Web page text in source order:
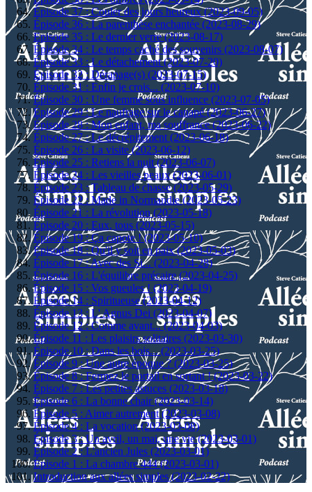
Épisode 37 : Couler des jours heureux (2023-09-05)
Épisode 36 : La parenthèse enchantée (2023-08-29)
Episode 35 : Le dernier verre (2023-08-17)
Épisode 34 : Le temps caché des souvenirs (2023-08-07)
Épisode 33 : Le détachement (2023-07-20)
Épisode 32 : Dérapage(s) (2023-07-15)
Épisode 31 : Enfin je crois... (2023-07-10)
Épisode 30 : Une femme sous influence (2023-07-05)
Épisode 29 : Le naufrage sur le canapé (2023-06-27)
Épisode 28 : Mon enfant, ma souffrance (2023-06-22)
Épisode 27 : Le décrépitement (2023-06-18)
Épisode 26 : La visite (2023-06-12)
Épisode 25 : Retiens la nuit (2023-06-07)
Épisode 24 : Les vieilles peaux (2023-06-01)
Épisode 23 : Tableau de chasse (2023-05-29)
Épisode 22 : Made in Normandie (2023-05-23)
Épisode 21 : La révolution (2023-05-18)
Épisode 20 : Eux, tous (2023-05-15)
Épisode 19 : Ça capote ! (2023-05-10)
Épisode 18 : Qu'il y soit en paix (2023-05-03)
Épisode 17 : Avec des Si... (2023-04-28)
Épisode 16 : L'équilibre précaire (2023-04-25)
Épisode 15 : Vos gueules ! (2023-04-19)
Épisode 14 : Spiritueuse (2023-04-12)
Épisode 13 : L' Agnus Dei (2023-04-07)
Épisode 12 : Comme avant... (2023-04-03)
Épisode 11 : Les plaisirs solitaires (2023-03-30)
Épisode 10 : Dans les bois... (2023-03-25)
Épisode 9 : Une autre époque ? (2023-03-25)
Épisode 8 : Fermez le portail en sortant ! (2023-03-22)
Épisode 7 : Les petites astuces (2023-03-18)
Épisode 6 : La bonne chair (2023-03-14)
Épisode 5 : Aimer autrement (2023-03-08)
Épisode 4 : La vocation (2023-03-08)
Épisode 3 : Un avril, un mai, une vie (2023-03-01)
Épisode 2 : L'ancien Jules (2023-03-01)
Épisode 1 : La chambre 444 (2023-03-01)
Introduction aux allées simples (2023-02-22)